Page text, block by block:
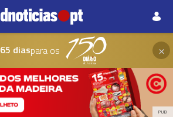
65 diaspara os ×
PUB